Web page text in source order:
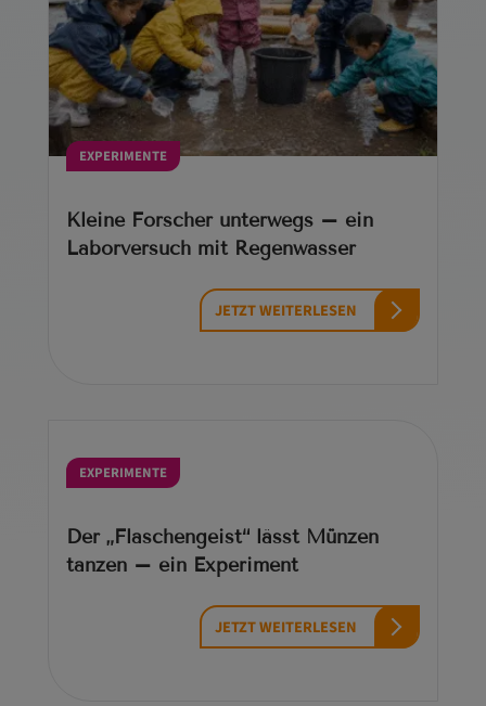
EXPERIMENTE
Kleine Forscher unterwegs – ein
Laborversuch mit Regenwasser
JETZT WEITERLESEN
EXPERIMENTE
Der „Flaschengeist“ lässt Münzen
tanzen – ein Experiment
JETZT WEITERLESEN